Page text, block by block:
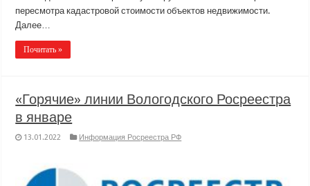
пересмотра кадастровой стоимости объектов недвижимости.
Далее…
Почитать »
«Горячие» линии Вологодского Росреестра
в январе
13.01.2022 Информация Росреестра РФ